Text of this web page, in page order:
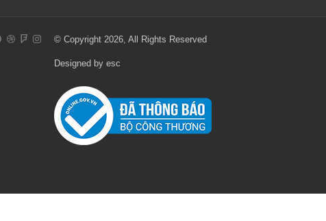
© Copyright 2026, All Rights Reserved
Designed by esc